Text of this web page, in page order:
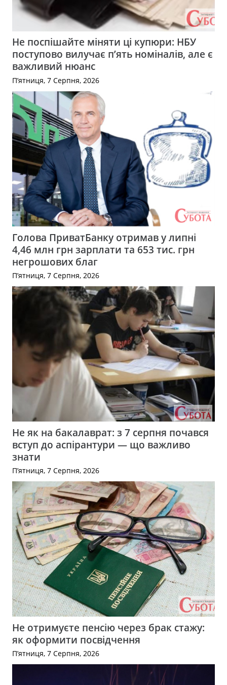
Не поспішайте міняти ці купюри: НБУ
поступово вилучає п’ять номіналів, але є
важливий нюанс
П’ятниця, 7 Серпня, 2026
Голова ПриватБанку отримав у липні
4,46 млн грн зарплати та 653 тис. грн
негрошових благ
П’ятниця, 7 Серпня, 2026
Не як на бакалаврат: з 7 серпня почався
вступ до аспірантури — що важливо
знати
П’ятниця, 7 Серпня, 2026
Не отримуєте пенсію через брак стажу:
як оформити посвідчення
П’ятниця, 7 Серпня, 2026